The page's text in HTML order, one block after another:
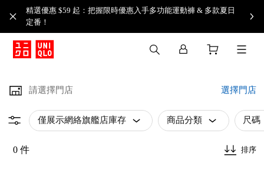
精選優惠 $59 起：把握限時優惠入手多功能運動褲 & 多款夏日
定番！​
請選擇門店 選擇門店
僅展示網絡旗艦店庫存 商品分類 尺碼
0 件 排序